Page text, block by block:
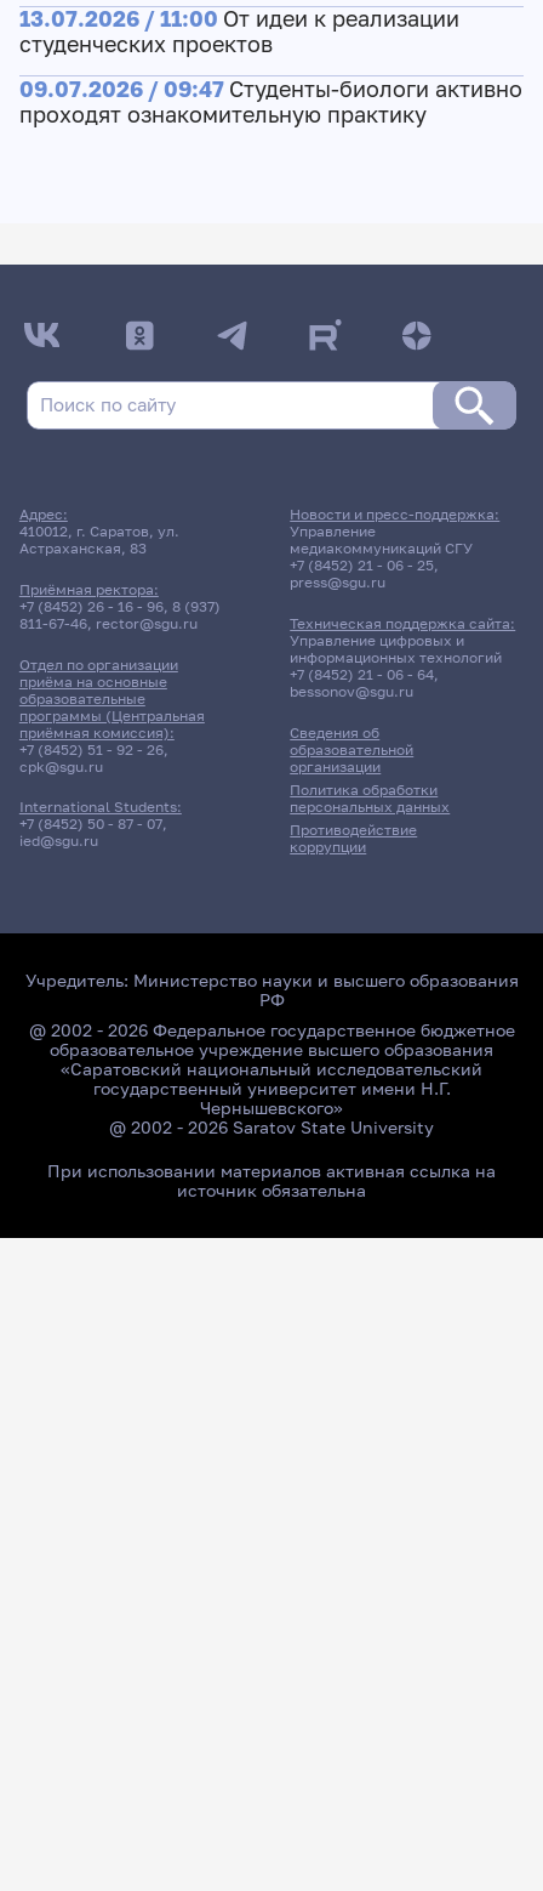
13.07.2026 / 11:00 От идеи к реализации
студенческих проектов
09.07.2026 / 09:47 Студенты-биологи активно
проходят ознакомительную практику
Адрес:
410012, г. Саратов, ул.
Астраханская, 83
Приёмная ректора:
+7 (8452) 26 - 16 - 96, 8 (937)
811-67-46, rector@sgu.ru
Отдел по организации
приёма на основные
образовательные
программы (Центральная
приёмная комиссия):
+7 (8452) 51 - 92 - 26,
cpk@sgu.ru
International Students:
+7 (8452) 50 - 87 - 07,
ied@sgu.ru
Сведения об
образовательной
организации
Политика обработки
персональных данных
Противодействие
коррупции
Новости и пресс-поддержка:
Управление
медиакоммуникаций СГУ
+7 (8452) 21 - 06 - 25,
press@sgu.ru
Техническая поддержка сайта:
Управление цифровых и
информационных технологий
+7 (8452) 21 - 06 - 64,
bessonov@sgu.ru
Учредитель: Министерство науки и высшего образования
РФ
@ 2002 - 2026 Федеральное государственное бюджетное
образовательное учреждение высшего образования
«Саратовский национальный исследовательский
государственный университет имени Н.Г.
Чернышевского»
@ 2002 - 2026 Saratov State University
При использовании материалов активная ссылка на
источник обязательна